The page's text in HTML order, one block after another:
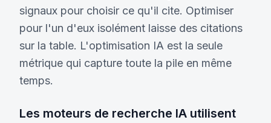
signaux pour choisir ce qu'il cite. Optimiser
pour l'un d'eux isolément laisse des citations
sur la table. L'optimisation IA est la seule
métrique qui capture toute la pile en même
temps.
Les moteurs de recherche IA utilisent